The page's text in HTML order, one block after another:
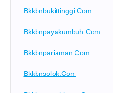
Bkkbnbukittinggi.com
Bkkbnpayakumbuh.com
Bkkbnpariaman.com
Bkkbnsolok.com